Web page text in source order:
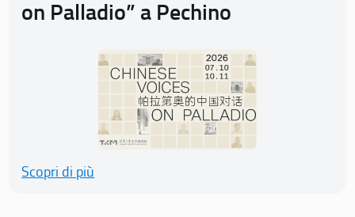
on Palladio” a Pechino
Scopri di più